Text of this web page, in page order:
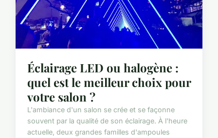
Éclairage LED ou halogène :
quel est le meilleur choix pour
votre salon ?
L'ambiance d'un salon se crée et se façonne
souvent par la qualité de son éclairage. À l'heure
actuelle, deux grandes familles d'ampoules